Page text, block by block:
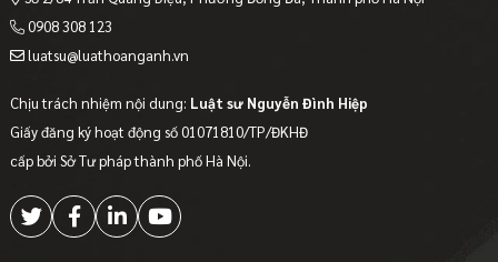
0908 308 123
luatsu@luathoanganh.vn
Chịu trách nhiệm nội dung: Luật sư Nguyễn Đình Hiệp
Giấy đăng ký hoạt động số 01071810/TP/ĐKHĐ
cấp bởi Sở Tư pháp thành phố Hà Nội.